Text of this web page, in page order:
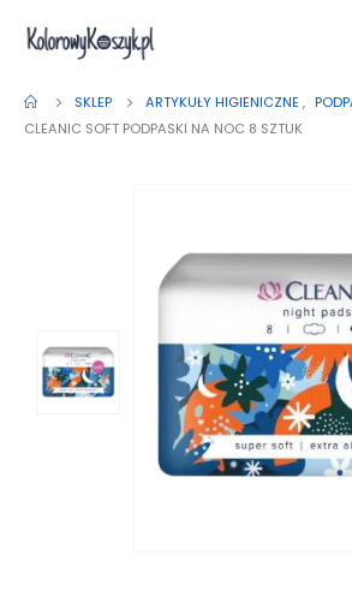
SKLEP ARTYKUŁY HIGIENICZNE ,
CLEANIC SOFT PODPASKI NA NOC 8 SZTUK